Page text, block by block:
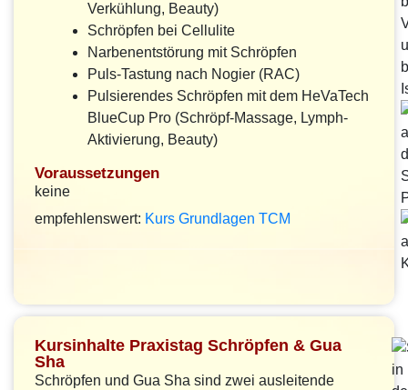
Verkühlung, Beauty)
Schröpfen bei Cellulite
Narbenentstörung mit Schröpfen
Puls-Tastung nach Nogier (RAC)
Pulsierendes Schröpfen mit dem HeVaTech
BlueCup Pro (Schröpf-Massage, Lymph-
Aktivierung, Beauty)
Voraussetzungen
keine
empfehlenswert: Kurs Grundlagen TCM
Kursinhalte Praxistag Schröpfen & Gua
Sha
Schröpfen und Gua Sha sind zwei ausleitende